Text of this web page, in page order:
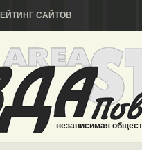
САЙТОВ
независимая